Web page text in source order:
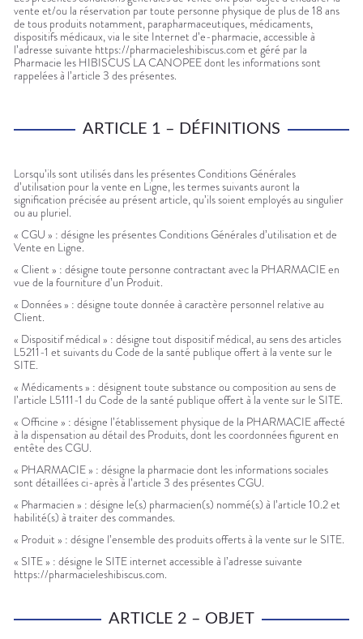
Orthopédie
Trousse à
pharmacie
Compléments
alimentaires
Dispositifs
médicaux
Vétérinaire
VISAGE-
CORPS-
CHEVEUX
Etendre
Cheveux
Corps
Solaire
DISPOSITIFS
MÉDICAUX
VOTRE
APPLICATION
DE SANTÉ
D’ORDONNANCE
vente et/ou la réservation par toute personne physique de plus de 18 ans
de tous produits notamment, parapharmaceutiques, médicaments,
dispositifs médicaux, via le site Internet d’e-pharmacie, accessible à
l’adresse suivante https://pharmacieleshibiscus.com et géré par la
Pharmacie les HIBISCUS LA CANOPEE dont les informations sont
rappelées à l’article 3 des présentes.
ARTICLE 1 – DÉFINITIONS
Lorsqu’ils sont utilisés dans les présentes Conditions Générales
d’utilisation pour la vente en Ligne, les termes suivants auront la
signification précisée au présent article, qu’ils soient employés au singulier
ou au pluriel.
« CGU » : désigne les présentes Conditions Générales d’utilisation et de
Vente en Ligne.
« Client » : désigne toute personne contractant avec la PHARMACIE en
vue de la fourniture d’un Produit.
« Données » : désigne toute donnée à caractère personnel relative au
Client.
« Dispositif médical » : désigne tout dispositif médical, au sens des articles
L5211-1 et suivants du Code de la santé publique offert à la vente sur le
SITE.
« Médicaments » : désignent toute substance ou composition au sens de
l’article L5111-1 du Code de la santé publique offert à la vente sur le SITE.
« Officine » : désigne l’établissement physique de la PHARMACIE affecté
à la dispensation au détail des Produits, dont les coordonnées figurent en
entête des CGU.
« PHARMACIE » : désigne la pharmacie dont les informations sociales
sont détaillées ci-après à l’article 3 des présentes CGU.
« Pharmacien » : désigne le(s) pharmacien(s) nommé(s) à l’article 10.2 et
habilité(s) à traiter des commandes.
« Produit » : désigne l’ensemble des produits offerts à la vente sur le SITE.
« SITE » : désigne le SITE internet accessible à l’adresse suivante
https://pharmacieleshibiscus.com.
ARTICLE 2 – OBJET